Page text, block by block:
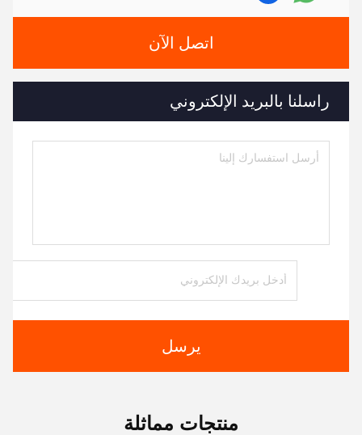
اتصل الآن
راسلنا بالبريد الإلكتروني
يرسل
منتجات مماثلة